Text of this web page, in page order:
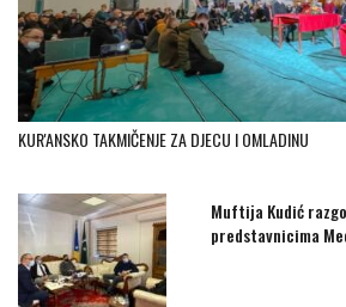
KUR'ANSKO TAKMIČENJE ZA DJECU I OMLADINU
Muftija Kudić
predstavnicima